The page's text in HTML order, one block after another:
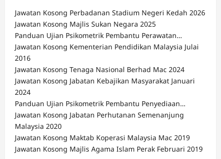
Jawatan Kosong Perbadanan Stadium Negeri Kedah 2026
Jawatan Kosong Majlis Sukan Negara 2025
Panduan Ujian Psikometrik Pembantu Perawatan…
Jawatan Kosong Kementerian Pendidikan Malaysia Julai
2016
Jawatan Kosong Tenaga Nasional Berhad Mac 2024
Jawatan Kosong Jabatan Kebajikan Masyarakat Januari
2024
Panduan Ujian Psikometrik Pembantu Penyediaan…
Jawatan Kosong Jabatan Perhutanan Semenanjung
Malaysia 2020
Jawatan Kosong Maktab Koperasi Malaysia Mac 2019
Jawatan Kosong Majlis Agama Islam Perak Februari 2019